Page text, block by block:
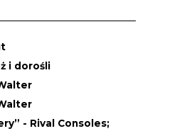
i dorośli
- Rival Consoles;